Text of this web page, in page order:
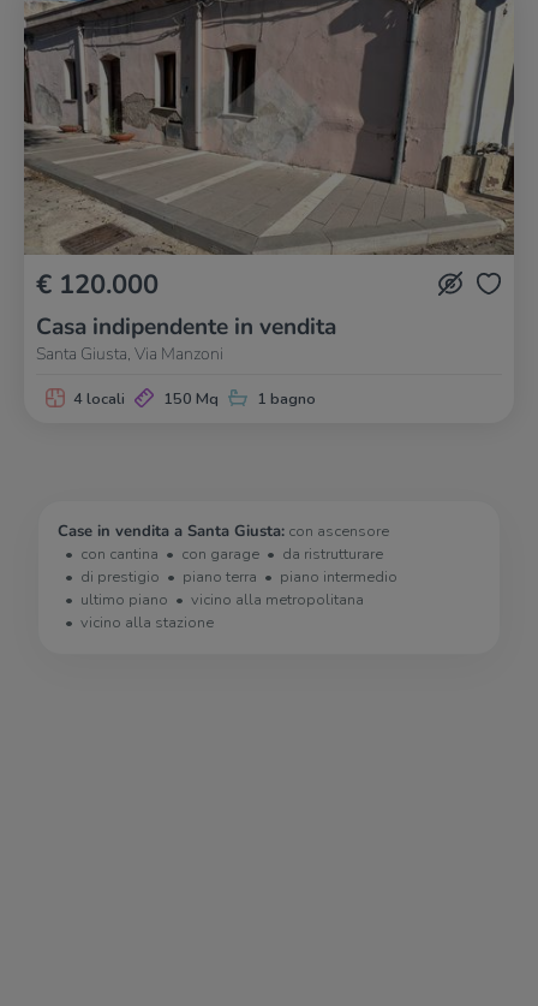
€ 120.000
Casa indipendente in vendita
Santa Giusta, Via Manzoni
4 locali 150 Mq 1 bagno
Case in vendita a Santa Giusta: con ascensore
con cantina
con garage
da ristrutturare
di prestigio
piano terra
piano intermedio
ultimo piano
vicino alla metropolitana
vicino alla stazione